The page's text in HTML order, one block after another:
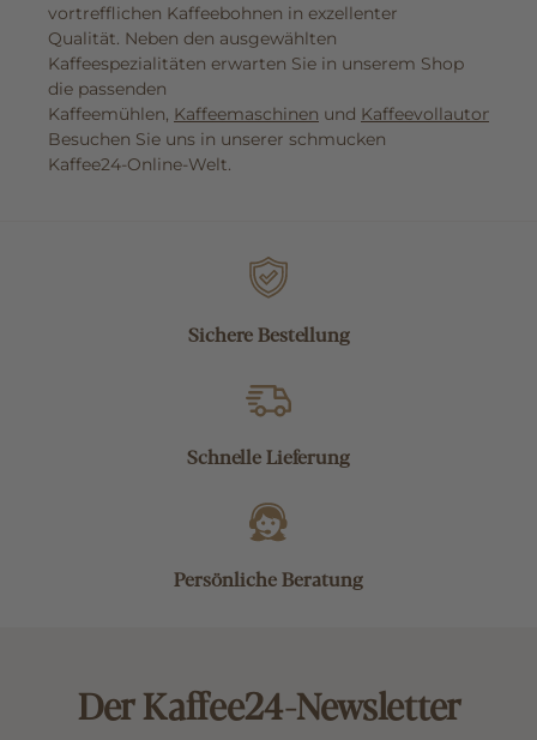
vortrefflichen Kaffeebohnen in exzellenter
Qualität. Neben den ausgewählten
Kaffeespezialitäten erwarten Sie in unserem Shop
die passenden
Kaffeemühlen, Kaffeemaschinen und Kaffeevollautomaten
Besuchen Sie uns in unserer schmucken
Kaffee24-Online-Welt.
Sichere Bestellung
Schnelle Lieferung
Persönliche Beratung
Der Kaffee24-Newsletter